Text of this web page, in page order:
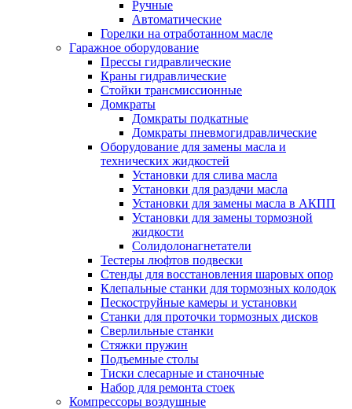
Ручные
Автоматические
Горелки на отработанном масле
Гаражное оборудование
Прессы гидравлические
Краны гидравлические
Стойки трансмиссионные
Домкраты
Домкраты подкатные
Домкраты пневмогидравлические
Оборудование для замены масла и
технических жидкостей
Установки для слива масла
Установки для раздачи масла
Установки для замены масла в АКПП
Установки для замены тормозной
жидкости
Солидолонагнетатели
Тестеры люфтов подвески
Стенды для восстановления шаровых опор
Клепальные станки для тормозных колодок
Пескоструйные камеры и установки
Станки для проточки тормозных дисков
Сверлильные станки
Стяжки пружин
Подъемные столы
Тиски слесарные и станочные
Набор для ремонта стоек
Компрессоры воздушные